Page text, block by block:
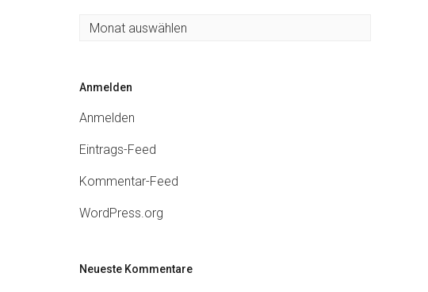
Archiv
Anmelden
Anmelden
Eintrags-Feed
Kommentar-Feed
WordPress.org
Neueste Kommentare